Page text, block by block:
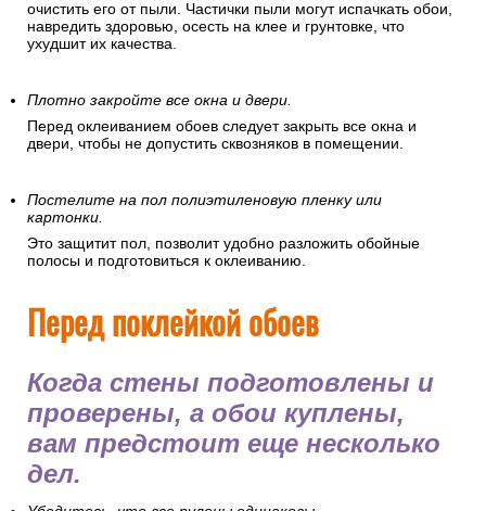
очистить его от пыли. Частички пыли могут испачкать обои,
навредить здоровью, осесть на клее и грунтовке, что
ухудшит их качества.
Плотно закройте все окна и двери.
Перед оклеиванием обоев следует закрыть все окна и
двери, чтобы не допустить сквозняков в помещении.
Постелите на пол полиэтиленовую пленку или
картонки.
Это защитит пол, позволит удобно разложить обойные
полосы и подготовиться к оклеиванию.
Перед поклейкой обоев
Когда стены подготовлены и
проверены, а обои куплены,
вам предстоит еще несколько
дел.